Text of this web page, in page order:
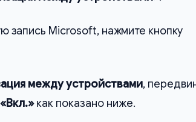
запись Microsoft, нажмите кнопку
между устройствами,
«Вкл.»как показано ниже.